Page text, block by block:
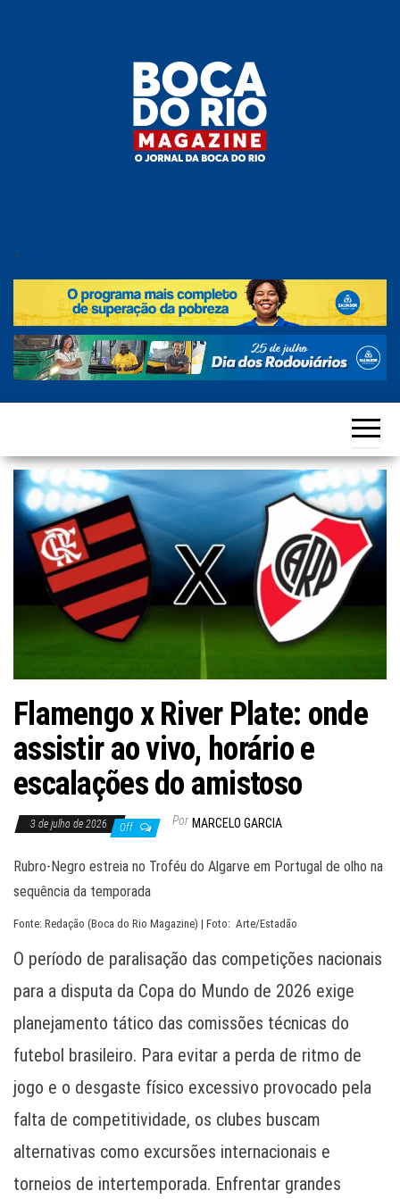
Magazine
do Rio
e
região!
.
Flamengo x River Plate: onde
assistir ao vivo, horário e
escalações do amistoso
3 de julho de 2026 Off Por MARCELO GARCIA
Rubro-Negro estreia no Troféu do Algarve em Portugal de olho na
sequência da temporada
Fonte: Redação (Boca do Rio Magazine) | Foto: Arte/Estadão
O período de paralisação das competições nacionais
para a disputa da Copa do Mundo de 2026 exige
planejamento tático das comissões técnicas do
futebol brasileiro. Para evitar a perda de ritmo de
jogo e o desgaste físico excessivo provocado pela
falta de competitividade, os clubes buscam
alternativas como excursões internacionais e
torneios de intertemporada. Enfrentar grandes